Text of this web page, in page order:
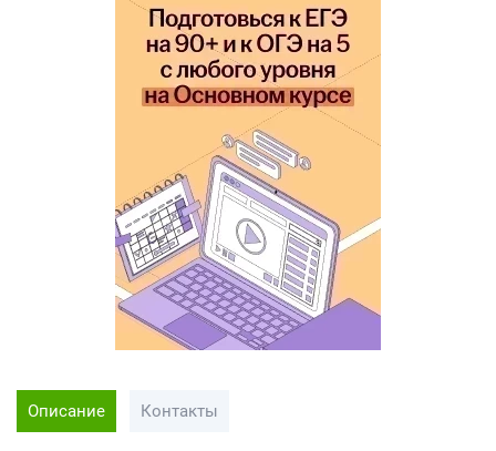
Описание Контакты